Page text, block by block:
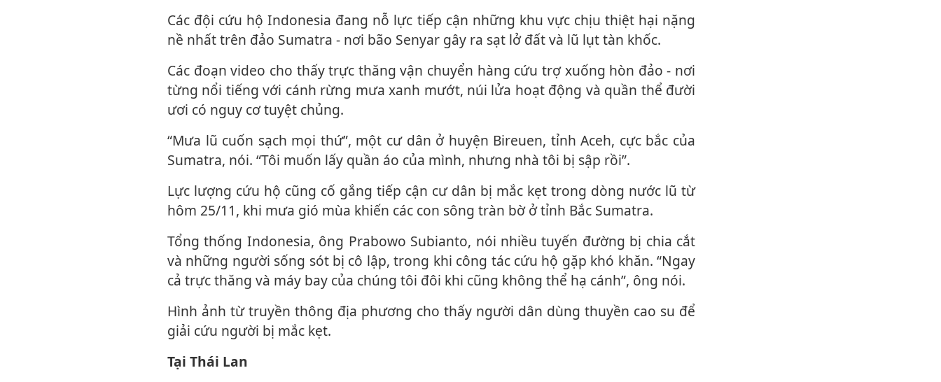
Các đội cứu hộ Indonesia đang nỗ lực tiếp cận những khu vực chịu thiệt hại nặng
nề nhất trên đảo Sumatra - nơi bão Senyar gây ra sạt lở đất và lũ lụt tàn khốc.
Các đoạn video cho thấy trực thăng vận chuyển hàng cứu trợ xuống hòn đảo - nơi
từng nổi tiếng với cánh rừng mưa xanh mướt, núi lửa hoạt động và quần thể đười
ươi có nguy cơ tuyệt chủng.
“Mưa lũ cuốn sạch mọi thứ”, một cư dân ở huyện Bireuen, tỉnh Aceh, cực bắc của
Sumatra, nói. “Tôi muốn lấy quần áo của mình, nhưng nhà tôi bị sập rồi”.
Lực lượng cứu hộ cũng cố gắng tiếp cận cư dân bị mắc kẹt trong dòng nước lũ từ
hôm 25/11, khi mưa gió mùa khiến các con sông tràn bờ ở tỉnh Bắc Sumatra.
Tổng thống Indonesia, ông Prabowo Subianto, nói nhiều tuyến đường bị chia cắt
và những người sống sót bị cô lập, trong khi công tác cứu hộ gặp khó khăn. “Ngay
cả trực thăng và máy bay của chúng tôi đôi khi cũng không thể hạ cánh”, ông nói.
Hình ảnh từ truyền thông địa phương cho thấy người dân dùng thuyền cao su để
giải cứu người bị mắc kẹt.
Tại Thái Lan